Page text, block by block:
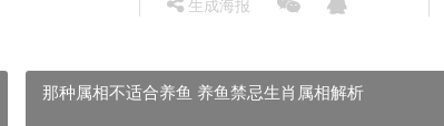
生成海报
那种属相不适合养鱼 养鱼禁忌生肖属相解析